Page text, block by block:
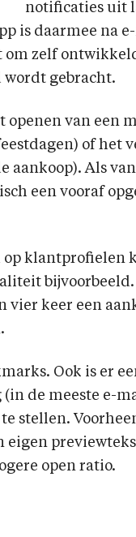
notificaties uit
is daarmee na
om zelf
wordt gebracht.
openen van een
of het
aankoop). Als
een vooraf
klantprofielen
vier keer een
Ook is er
de meeste e-
stellen.
eigen
open ratio.